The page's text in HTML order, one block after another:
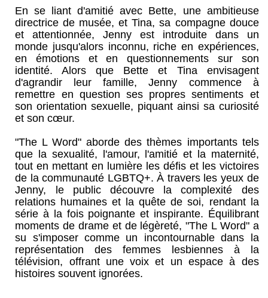
En se liant d'amitié avec Bette, une ambitieuse
directrice de musée, et Tina, sa compagne douce
et attentionnée, Jenny est introduite dans un
monde jusqu'alors inconnu, riche en expériences,
en émotions et en questionnements sur son
identité. Alors que Bette et Tina envisagent
d'agrandir leur famille, Jenny commence à
remettre en question ses propres sentiments et
son orientation sexuelle, piquant ainsi sa curiosité
et son cœur.
"The L Word" aborde des thèmes importants tels
que la sexualité, l'amour, l'amitié et la maternité,
tout en mettant en lumière les défis et les victoires
de la communauté LGBTQ+. À travers les yeux de
Jenny, le public découvre la complexité des
relations humaines et la quête de soi, rendant la
série à la fois poignante et inspirante. Équilibrant
moments de drame et de légèreté, "The L Word" a
su s'imposer comme un incontournable dans la
représentation des femmes lesbiennes à la
télévision, offrant une voix et un espace à des
histoires souvent ignorées.